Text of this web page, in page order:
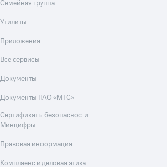
Семейная группа
Утилиты
Приложения
Все сервисы
Документы
Документы ПАО «МТС»
Сертификаты безопасности
Минцифры
Правовая информация
Комплаенс и деловая этика